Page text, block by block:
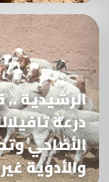
الرشيدية ..
درعة
الأضاحي
والأدوية